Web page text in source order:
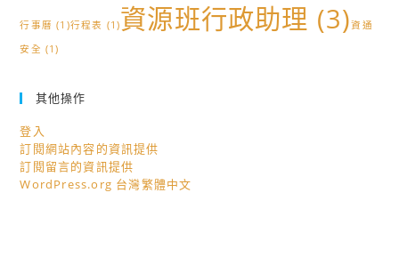
行事曆 (1)行程表 (1)資源班行政助理 (3)資通
安全 (1)
其他操作
登入
訂閱網站內容的資訊提供
訂閱留言的資訊提供
WordPress.org 台灣繁體中文